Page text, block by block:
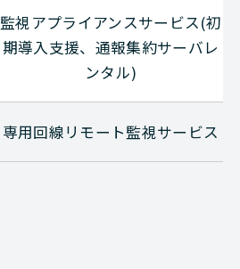
監視アプライアンスサービス(初
期導入支援、通報集約サーバレ
ンタル)
専用回線リモート監視サービス